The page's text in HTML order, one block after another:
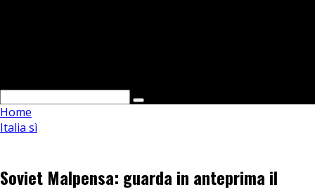
Home
Italia sì
Soviet Malpensa: guarda in anteprima il